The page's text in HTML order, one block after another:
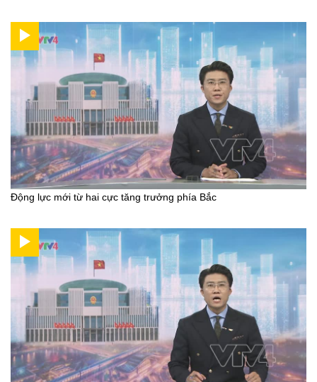
Động lực mới từ hai cực tăng trưởng phía Bắc